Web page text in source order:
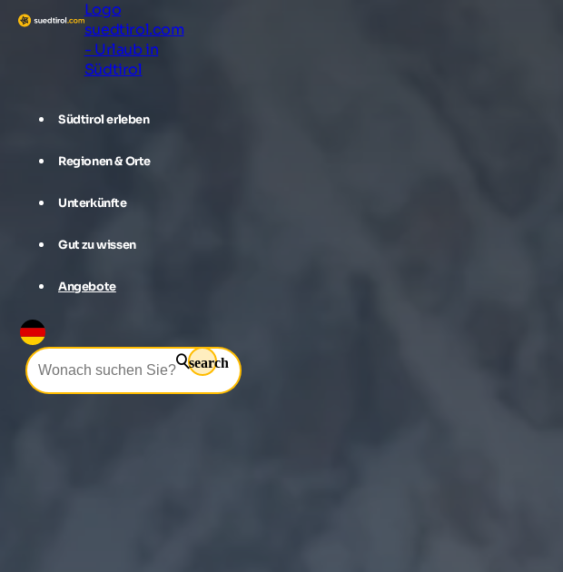
Logo
suedtirol.com
- Urlaub in
Südtirol
Südtirol erleben
Regionen & Orte
Unterkünfte
Gut zu wissen
Angebote
search